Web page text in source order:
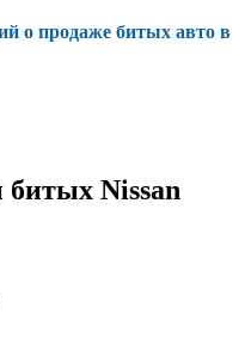
о продаже битых авто в
Nissan